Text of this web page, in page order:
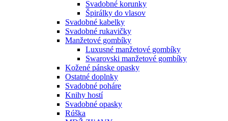
Svadobné korunky
Špirálky do vlasov
Svadobné kabelky
Svadobné rukavičky
Manžetové gombíky
Luxusné manžetové gombíky
Swarovski manžetové gombíky
Kožené pánske opasky
Ostatné doplnky
Svadobné poháre
Knihy hostí
Svadobné opasky
Rúška